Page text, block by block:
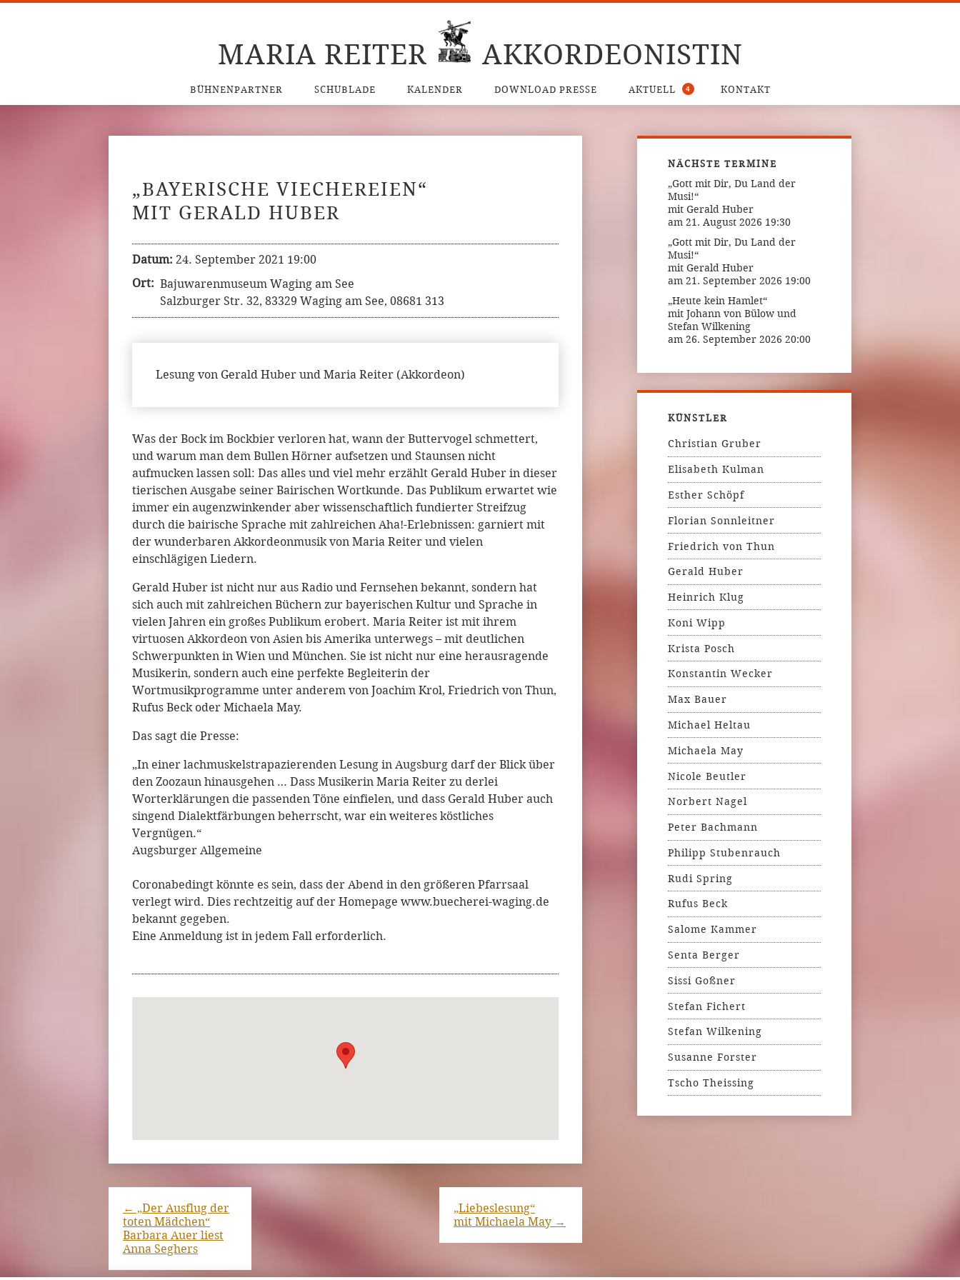
MARIA REITER AKKORDEONISTIN
BÜHNENPARTNER SCHUBLADE KALENDER DOWNLOAD PRESSE AKTUELL 4 KONTAKT
„BAYERISCHE VIECHEREIEN“
MIT GERALD HUBER
Datum: 24. September 2021 19:00
Ort: Bajuwarenmuseum Waging am See
Salzburger Str. 32, 83329 Waging am See, 08681 313
Lesung von Gerald Huber und Maria Reiter (Akkordeon)
Was der Bock im Bockbier verloren hat, wann der Buttervogel schmettert,
und warum man dem Bullen Hörner aufsetzen und Staunsen nicht
aufmucken lassen soll: Das alles und viel mehr erzählt Gerald Huber in dieser
tierischen Ausgabe seiner Bairischen Wortkunde. Das Publikum erwartet wie
immer ein augenzwinkender aber wissenschaftlich fundierter Streifzug
durch die bairische Sprache mit zahlreichen Aha!-Erlebnissen: garniert mit
der wunderbaren Akkordeonmusik von Maria Reiter und vielen
einschlägigen Liedern.
Gerald Huber ist nicht nur aus Radio und Fernsehen bekannt, sondern hat
sich auch mit zahlreichen Büchern zur bayerischen Kultur und Sprache in
vielen Jahren ein großes Publikum erobert. Maria Reiter ist mit ihrem
virtuosen Akkordeon von Asien bis Amerika unterwegs – mit deutlichen
Schwerpunkten in Wien und München. Sie ist nicht nur eine herausragende
Musikerin, sondern auch eine perfekte Begleiterin der
Wortmusikprogramme unter anderem von Joachim Krol, Friedrich von Thun,
Rufus Beck oder Michaela May.
Das sagt die Presse:
„In einer lachmuskelstrapazierenden Lesung in Augsburg darf der Blick über
den Zoozaun hinausgehen … Dass Musikerin Maria Reiter zu derlei
Worterklärungen die passenden Töne einfielen, und dass Gerald Huber auch
singend Dialektfärbungen beherrscht, war ein weiteres köstliches
Vergnügen.“
Augsburger Allgemeine
Coronabedingt könnte es sein, dass der Abend in den größeren Pfarrsaal
verlegt wird. Dies rechtzeitig auf der Homepage www.buecherei-waging.de
bekannt gegeben.
Eine Anmeldung ist in jedem Fall erforderlich.
← „Der Ausflug der
toten Mädchen“
Barbara Auer liest
Anna Seghers
„Liebeslesung“
mit Michaela May →
NÄCHSTE TERMINE
„Gott mit Dir, Du Land der
Musi!“
mit Gerald Huber
am 21. August 2026 19:30
„Gott mit Dir, Du Land der
Musi!“
mit Gerald Huber
am 21. September 2026 19:00
„Heute kein Hamlet“
mit Johann von Bülow und
Stefan Wilkening
am 26. September 2026 20:00
KÜNSTLER
Christian Gruber
Elisabeth Kulman
Esther Schöpf
Florian Sonnleitner
Friedrich von Thun
Gerald Huber
Heinrich Klug
Koni Wipp
Krista Posch
Konstantin Wecker
Max Bauer
Michael Heltau
Michaela May
Nicole Beutler
Norbert Nagel
Peter Bachmann
Philipp Stubenrauch
Rudi Spring
Rufus Beck
Salome Kammer
Senta Berger
Sissi Goßner
Stefan Fichert
Stefan Wilkening
Susanne Forster
Tscho Theissing